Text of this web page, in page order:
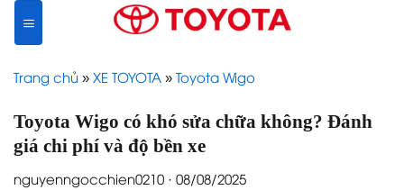
content
Trang chủ » XE TOYOTA » Toyota Wigo
Toyota Wigo có khó sửa chữa không? Đánh
giá chi phí và độ bền xe
nguyenngocchien0210 · 08/08/2025